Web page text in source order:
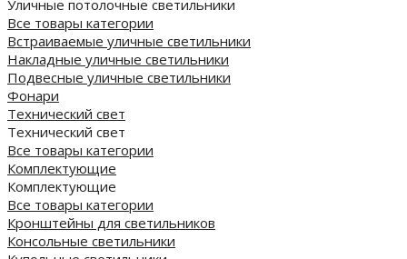
Уличные потолочные светильники
Все товары категории
Встраиваемые уличные светильники
Накладные уличные светильники
Подвесные уличные светильники
Фонари
Технический свет
Технический свет
Все товары категории
Комплектующие
Комплектующие
Все товары категории
Кронштейны для светильников
Консольные светильники